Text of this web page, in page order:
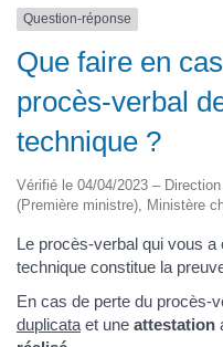
Question-réponse
Que faire en
procès-verbal
technique ?
Vérifié le 04/04/2023 –
(Première ministre), Ministère
Le procès-verbal qui vous
technique constitue la
En cas de perte du procès-
duplicata et une attestation